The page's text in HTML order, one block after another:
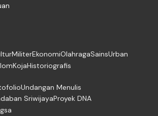
MiliterEkonomiOlahragaSainsUrban
KojaHistoriografis
Undangan Menulis
SriwijayaProyek DNA